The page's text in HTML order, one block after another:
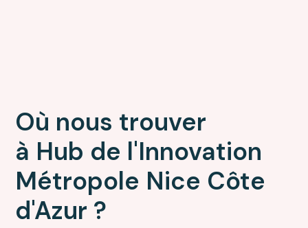
Où nous trouver
à Hub de l'Innovation
Métropole Nice Côte
d'Azur ?